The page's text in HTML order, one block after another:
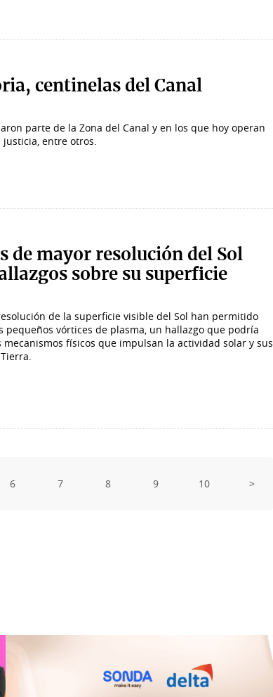
centinelas del Canal
parte de la Zona del Canal y en los que hoy operan
entre otros.
de mayor resolución del Sol
sobre su superficie
de la superficie visible del Sol han permitido
vórtices de plasma, un hallazgo que podría
físicos que impulsan la actividad solar y sus
6 7 8 9 10 >